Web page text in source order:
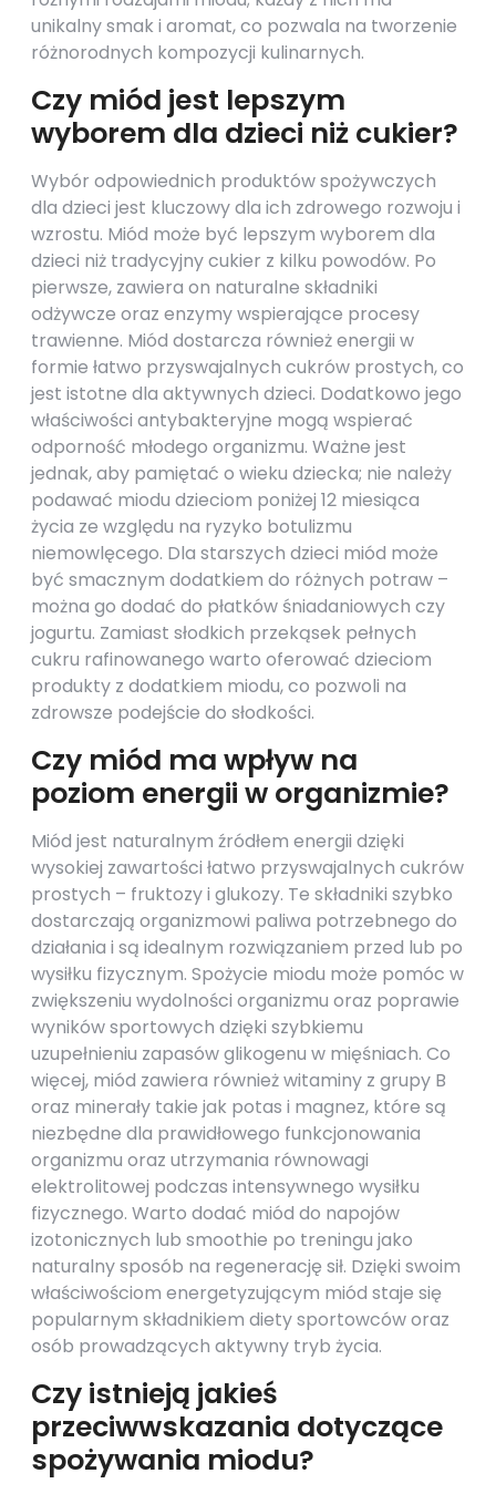
unikalny smak i aromat, co pozwala na tworzenie
różnorodnych kompozycji kulinarnych.
Czy miód jest lepszym
wyborem dla dzieci niż cukier?
Wybór odpowiednich produktów spożywczych
dla dzieci jest kluczowy dla ich zdrowego rozwoju i
wzrostu. Miód może być lepszym wyborem dla
dzieci niż tradycyjny cukier z kilku powodów. Po
pierwsze, zawiera on naturalne składniki
odżywcze oraz enzymy wspierające procesy
trawienne. Miód dostarcza również energii w
formie łatwo przyswajalnych cukrów prostych, co
jest istotne dla aktywnych dzieci. Dodatkowo jego
właściwości antybakteryjne mogą wspierać
odporność młodego organizmu. Ważne jest
jednak, aby pamiętać o wieku dziecka; nie należy
podawać miodu dzieciom poniżej 12 miesiąca
życia ze względu na ryzyko botulizmu
niemowlęcego. Dla starszych dzieci miód może
być smacznym dodatkiem do różnych potraw –
można go dodać do płatków śniadaniowych czy
jogurtu. Zamiast słodkich przekąsek pełnych
cukru rafinowanego warto oferować dzieciom
produkty z dodatkiem miodu, co pozwoli na
zdrowsze podejście do słodkości.
Czy miód ma wpływ na
poziom energii w organizmie?
Miód jest naturalnym źródłem energii dzięki
wysokiej zawartości łatwo przyswajalnych cukrów
prostych – fruktozy i glukozy. Te składniki szybko
dostarczają organizmowi paliwa potrzebnego do
działania i są idealnym rozwiązaniem przed lub po
wysiłku fizycznym. Spożycie miodu może pomóc w
zwiększeniu wydolności organizmu oraz poprawie
wyników sportowych dzięki szybkiemu
uzupełnieniu zapasów glikogenu w mięśniach. Co
więcej, miód zawiera również witaminy z grupy B
oraz minerały takie jak potas i magnez, które są
niezbędne dla prawidłowego funkcjonowania
organizmu oraz utrzymania równowagi
elektrolitowej podczas intensywnego wysiłku
fizycznego. Warto dodać miód do napojów
izotonicznych lub smoothie po treningu jako
naturalny sposób na regenerację sił. Dzięki swoim
właściwościom energetyzującym miód staje się
popularnym składnikiem diety sportowców oraz
osób prowadzących aktywny tryb życia.
Czy istnieją jakieś
przeciwwskazania dotyczące
spożywania miodu?